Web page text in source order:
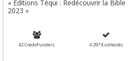
« Éditions Téqui : Redécouvrir la
2023 »
42 CredoFunders 4 297 €collectés